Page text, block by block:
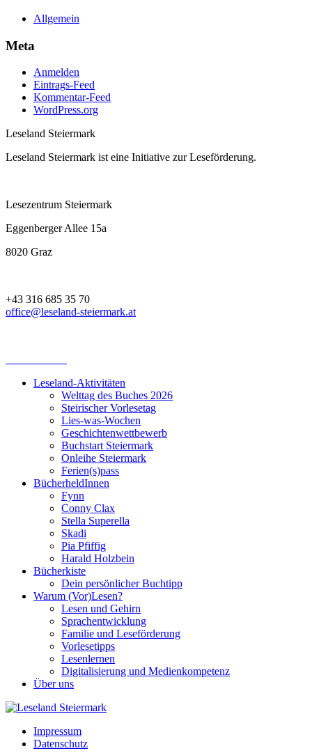
Allgemein
Meta
Anmelden
Eintrags-Feed
Kommentar-Feed
WordPress.org
Leseland Steiermark
Leseland Steiermark ist eine Initiative zur Leseförderung.
Lesezentrum Steiermark
Eggenberger Allee 15a
8020 Graz
+43 316 685 35 70
office@leseland-steiermark.at
Leseland-Aktivitäten
Welttag des Buches 2026
Steirischer Vorlesetag
Lies-was-Wochen
Geschichtenwettbewerb
Buchstart Steiermark
Onleihe Steiermark
Ferien(s)pass
BücherheldInnen
Fynn
Conny Clax
Stella Superella
Skadi
Pia Pfiffig
Harald Holzbein
Bücherkiste
Dein persönlicher Buchtipp
Warum (Vor)Lesen?
Lesen und Gehirn
Sprachentwicklung
Familie und Leseförderung
Vorlesetipps
Lesenlernen
Digitalisierung und Medienkompetenz
Über uns
Impressum
Datenschutz